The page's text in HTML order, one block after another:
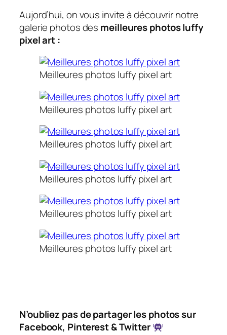
Aujord’hui, on vous invite à découvrir notre
galerie photos des meilleures photos luffy
pixel art :
Meilleures photos luffy pixel art
Meilleures photos luffy pixel art
Meilleures photos luffy pixel art
Meilleures photos luffy pixel art
Meilleures photos luffy pixel art
Meilleures photos luffy pixel art
N’oubliez pas de partager les photos sur
Facebook, Pinterest & Twitter